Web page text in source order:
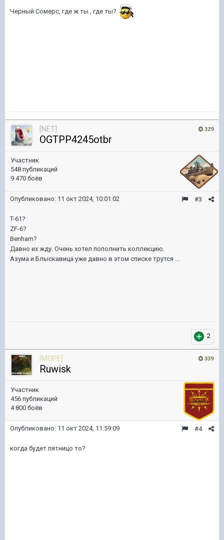
Черный Сомерс, где ж ты , где ты?
329
[NET]
OGTPP4245otbr
Участник
548 публикаций
9 470 боёв
#3
Опубликовано: 11 окт 2024, 10:01:02
T-61?
ZF-6?
Benham?
Давно их жду. Очень хотел пополнить коллекцию.
Азума и Блыскавица уже давно в этом списке трутся ...
2
339
[MOPE]
Ruwisk
Участник
456 публикаций
4 800 боёв
#4
Опубликовано: 11 окт 2024, 11:59:09
когда будет пятницо то?